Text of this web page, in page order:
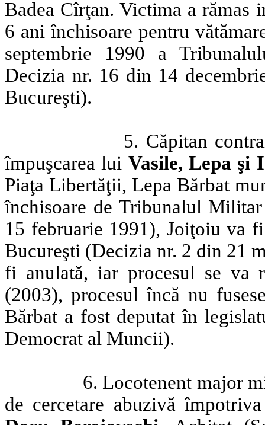
Badea Cîrţan. Victima a rămas
6 ani închisoare pentru
septembrie 1990 a
Decizia nr. 16 din 14
Bucureşti).
5. Căpitan
împuşcarea lui Vasile, Lepa şi
Piaţa Libertăţii, Lepa Bărbat
închisoare de Tribunalul
15 februarie 1991), Joiţoiu va
Bucureşti (Decizia nr. 2 din 21
fi anulată, iar procesul se va
(2003), procesul încă nu
Bărbat a fost deputat în
Democrat al Muncii).
6. Locotenent major
de cercetare abuzivă